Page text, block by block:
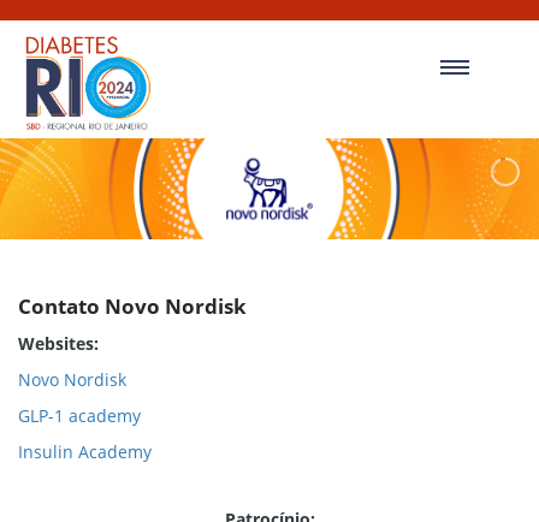
Contato Novo Nordisk
Websites:
Novo Nordisk
GLP-1 academy
Insulin Academy